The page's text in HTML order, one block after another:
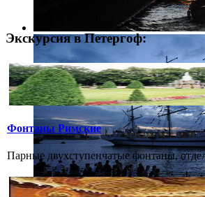
Экскурсия в Петергоф:
Фонтаны Римские
Парные двухступенчатые фонтаны,